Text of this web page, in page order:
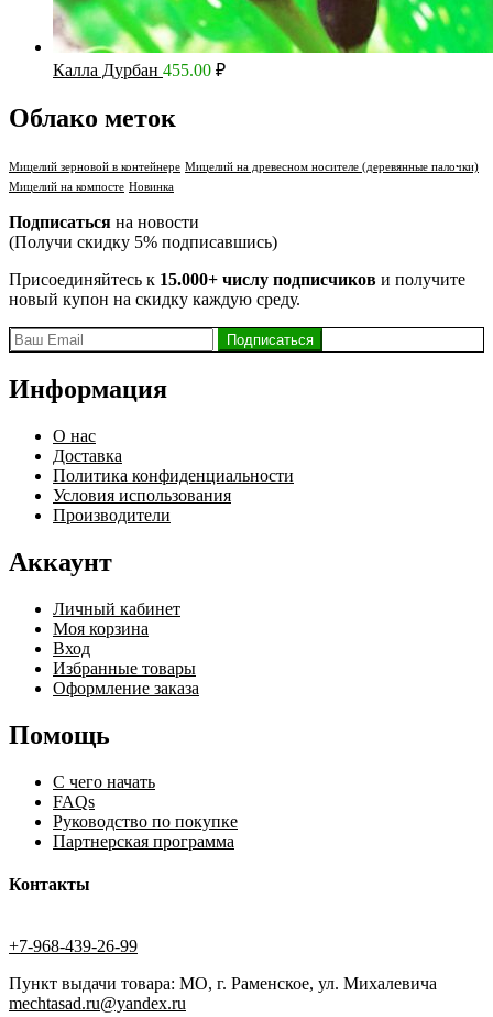
Калла Дурбан 455.00 ₽
Облако меток
Мицелий зерновой в контейнере Мицелий на древесном носителе (деревянные палочки)
Мицелий на компосте Новинка
Подписаться на новости
(Получи скидку 5% подписавшись)
Присоединяйтесь к 15.000+ числу подписчиков и получите
новый купон на скидку каждую среду.
Информация
О нас
Доставка
Политика конфиденциальности
Условия использования
Производители
Аккаунт
Личный кабинет
Моя корзина
Вход
Избранные товары
Оформление заказа
Помощь
С чего начать
FAQs
Руководство по покупке
Партнерская программа
Контакты
+7-968-439-26-99
Пункт выдачи товара: МО, г. Раменское, ул. Михалевича
mechtasad.ru@yandex.ru